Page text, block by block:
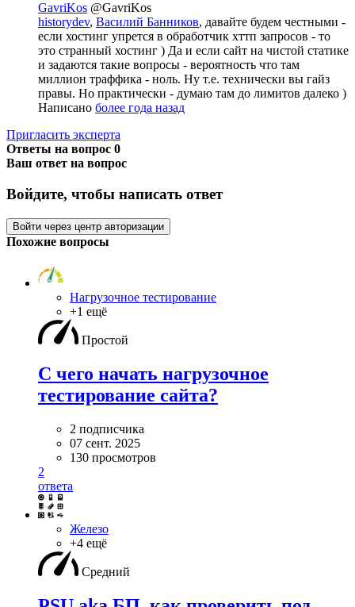
GavriKos @GavriKos
historydev, Василий Банников, давайте будем честными -
если хостинг упрется в обработчик хттп запросов - то
это странный хостинг ) Да и если сайт на чистой статике
и задаются такие вопросы - вероятность что там
миллион траффика - ноль. Ну т.е. технически вы гайз
правы. Но практически - думаю там до лимитов далеко )
Написано более года назад
Пригласить эксперта
Ответы на вопрос 0
Ваш ответ на вопрос
Войдите, чтобы написать ответ
Войти через центр авторизации
Похожие вопросы
Нагрузочное тестирование
+1 ещё
Простой
С чего начать нагрузочное
тестирование сайта?
2 подписчика
07 сент. 2025
130 просмотров
2
ответа
Железо
+4 ещё
Средний